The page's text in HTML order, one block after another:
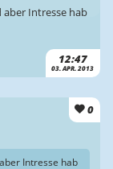
12:47
03. APR. 2013
aber Intresse hab
0
Intresse hab